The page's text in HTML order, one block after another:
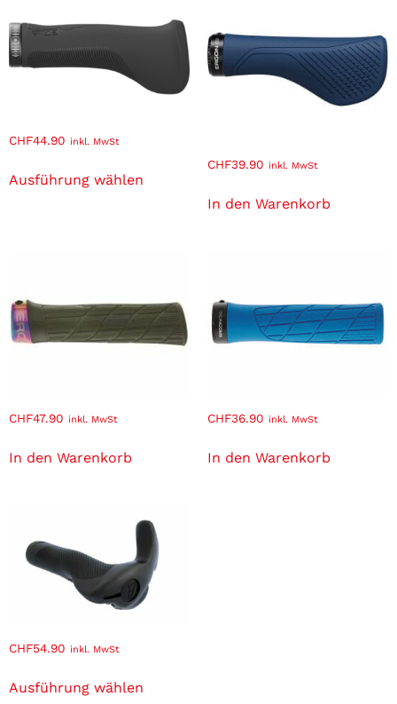
CHF44.90 inkl. MwSt
Ausführung wählen
CHF39.90 inkl. MwSt
In den Warenkorb
CHF47.90 inkl. MwSt
In den Warenkorb
CHF36.90 inkl. MwSt
In den Warenkorb
CHF54.90 inkl. MwSt
Ausführung wählen